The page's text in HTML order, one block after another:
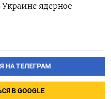
ядерное
НА ТЕЛЕГРАМ
В GOOGLE